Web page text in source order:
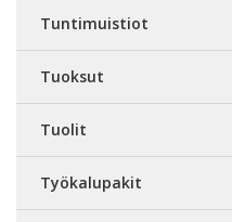
Tuntimuistiot
Tuoksut
Tuolit
Työkalupakit